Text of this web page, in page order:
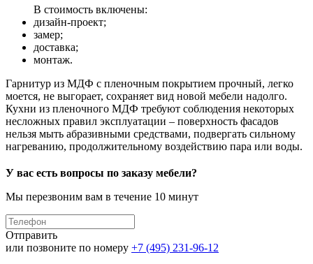
В стоимость включены:
дизайн-проект;
замер;
доставка;
монтаж.
Гарнитур из МДФ с пленочным покрытием прочный, легко
моется, не выгорает, сохраняет вид новой мебели надолго.
Кухни из пленочного МДФ требуют соблюдения некоторых
несложных правил эксплуатации – поверхность фасадов
нельзя мыть абразивными средствами, подвергать сильному
нагреванию, продолжительному воздействию пара или воды.
У вас есть вопросы по заказу мебели?
Мы перезвоним вам в течение 10 минут
Отправить
или позвоните по номеру +7 (495) 231-96-12